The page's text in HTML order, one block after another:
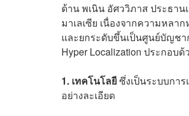
ด้าน พเนิน อัศววิภาส ประธาน
มาเลเซีย เนื่องจากความหล
และยกระดับขึ้นเป็นศูนย์บัญช
Hyper Localization ประกอบ
1. เทคโนโลยีซึ่งเป็นระบบกา
อย่างละเอียด